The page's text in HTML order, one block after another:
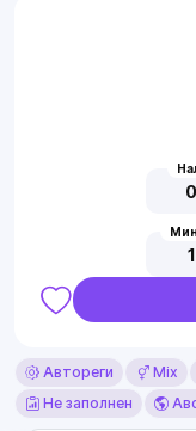
0
1
Автореги Mix
Не заполнен